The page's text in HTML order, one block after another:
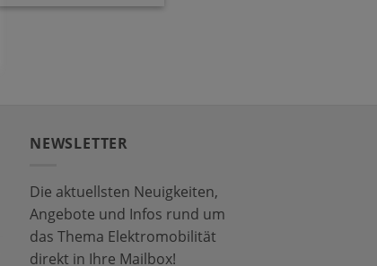
NEWSLETTER
Die aktuellsten Neuigkeiten,
Angebote und Infos rund um
das Thema Elektromobilität
direkt in Ihre Mailbox!